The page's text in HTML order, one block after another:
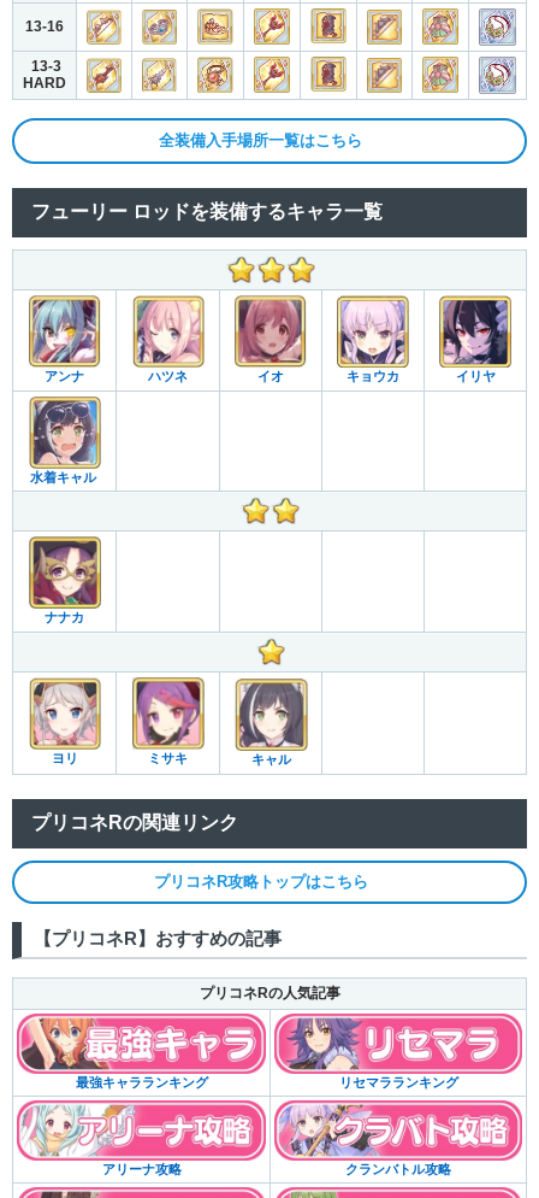
13-16
13-3
HARD
全装備入手場所一覧はこちら
フューリー ロッドを装備するキャラ一覧
アンナ ハツネ イオ キョウカ イリヤ
水着キャル
ナナカ
ヨリ ミサキ キャル
プリコネRの関連リンク
プリコネR攻略トップはこちら
【プリコネR】おすすめの記事
プリコネRの人気記事
最強キャラランキング リセマラランキング
アリーナ攻略 クランバトル攻略